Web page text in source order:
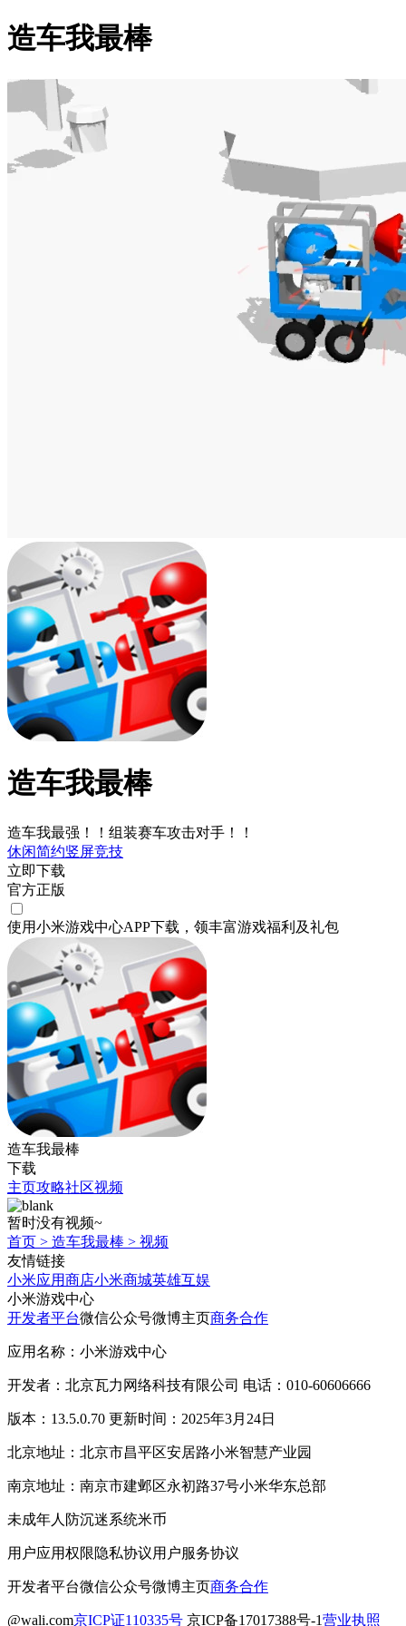
造车我最棒
造车我最棒
造车我最强！！组装赛车攻击对手！！
休闲简约竖屏竞技
立即下载
官方正版
使用小米游戏中心APP下载 ，领丰富游戏福利 及礼包
造车我最棒
下载
主页攻略社区视频
暂时没有视频~
首页 > 造车我最棒 > 视频
友情链接
小米应用商店小米商城英雄互娱
小米游戏中心
开发者平台微信公众号微博主页商务合作
应用名称：小米游戏中心
开发者：北京瓦力网络科技有限公司 电话：010-60606666
版本：13.5.0.70 更新时间：2025年3月24日
北京地址：北京市昌平区安居路小米智慧产业园
南京地址：南京市建邺区永初路37号小米华东总部
未成年人防沉迷系统米币
用户应用权限隐私协议用户服务协议
开发者平台微信公众号微博主页商务合作
@wali.com京ICP证110335号 京ICP备17017388号-1营业执照